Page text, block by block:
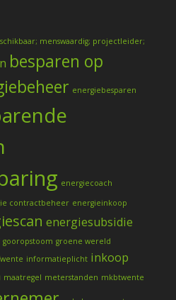
menswaardig; projectleider;
besparen op
energiebesparen
energiecoach
contractbeheer energieinkoop
energiesubsidie
gooropstoom groene wereld
informatieplicht inkoop
maatregel meterstanden mkbtwente